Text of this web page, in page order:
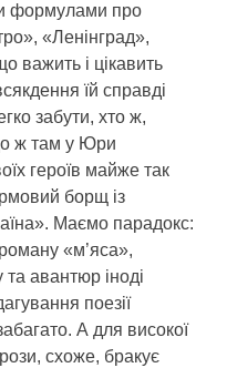
формулами про
«Ленінград»,
важить і цікавить
їй справді
забути, хто ж,
ж там у Юри
героїв майже так
борщ із
Маємо парадокс:
«м’яса»,
авантюр іноді
поезії
А для високої
схоже, бракує